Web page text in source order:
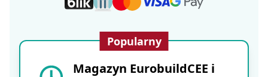
Popularny
Magazyn EurobuildCEE i